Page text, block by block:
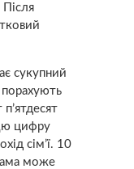
Після
сукупний
порахують
цифру
сім’ї. 10
може